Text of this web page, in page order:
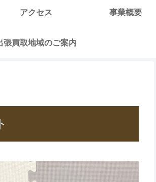
アクセス 事業概要
張買取地域のご案内